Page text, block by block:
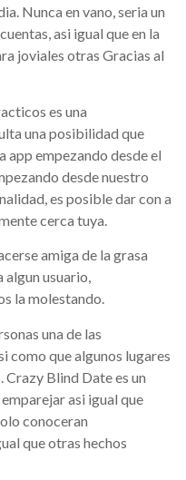
Nunca en vano, seri­a un
asi igual que en la
joviales otras Gracias al
es una
una posibilidad que
app empezando desde el
desde nuestro
es posible dar con a
cerca tuya.
amiga de la grasa
algun usuario,
la molestando.
una de las
como que algunos lugares
Crazy Blind Date es un
asi­ igual que
conoceran
que otras hechos